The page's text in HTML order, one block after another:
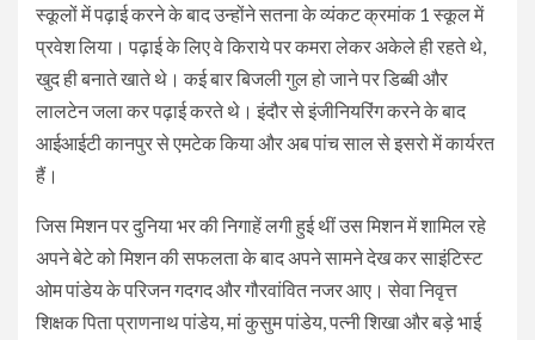
स्कूलों में पढ़ाई करने के बाद उन्होंने सतना के व्यंकट क्रमांक 1 स्कूल में
प्रवेश लिया। पढ़ाई के लिए वे किराये पर कमरा लेकर अकेले ही रहते थे,
खुद ही बनाते खाते थे। कई बार बिजली गुल हो जाने पर डिब्बी और
लालटेन जला कर पढ़ाई करते थे। इंदौर से इंजीनियरिंग करने के बाद
आईआईटी कानपुर से एमटेक किया और अब पांच साल से इसरो में कार्यरत
हैं।
जिस मिशन पर दुनिया भर की निगाहें लगी हुई थीं उस मिशन में शामिल रहे
अपने बेटे को मिशन की सफलता के बाद अपने सामने देख कर साइंटिस्ट
ओम पांडेय के परिजन गदगद और गौरवांवित नजर आए। सेवा निवृत्त
शिक्षक पिता प्राणनाथ पांडेय, मां कुसुम पांडेय, पत्नी शिखा और बड़े भाई